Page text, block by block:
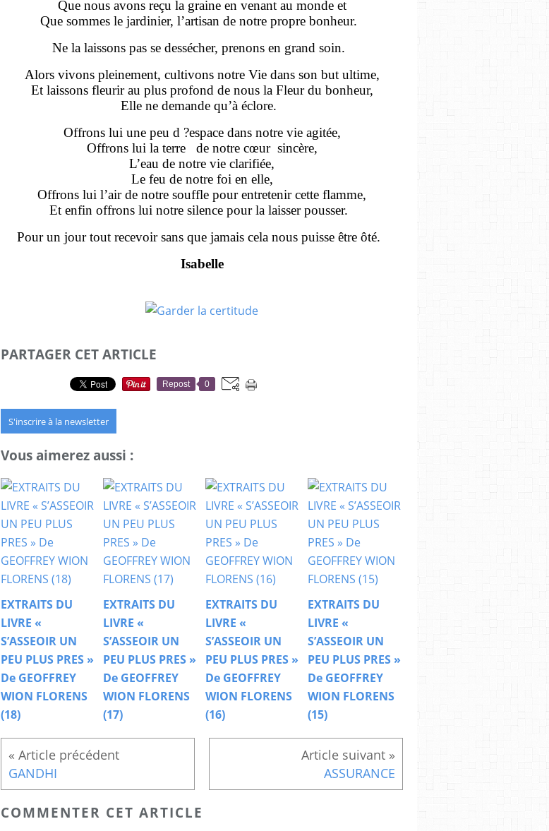
Que nous avons reçu la graine en venant au monde et
Que sommes le jardinier, l’artisan de notre propre bonheur.
Ne la laissons pas se dessécher, prenons en grand soin.
Alors vivons pleinement, cultivons notre Vie dans son but ultime,
Et laissons fleurir au plus profond de nous la Fleur du bonheur,
Elle ne demande qu’à éclore.
Offrons lui une peu d ?espace dans notre vie agitée,
Offrons lui la terre
de notre cœur sincère,
L’eau de notre vie clarifiée,
Le feu de notre foi en elle,
Offrons lui l’air de notre souffle pour entretenir cette flamme,
Et enfin offrons lui notre silence pour la laisser pousser.
Pour un jour tout recevoir sans que jamais cela nous puisse être ôté.
Isabelle
PARTAGER CET ARTICLE
Repost 0
S'inscrire à la newsletter
Vous aimerez aussi :
EXTRAITS DU
LIVRE «
S’ASSEOIR UN
PEU PLUS PRES »
De GEOFFREY
WION FLORENS
(18)
EXTRAITS DU
LIVRE «
S’ASSEOIR UN
PEU PLUS PRES »
De GEOFFREY
WION FLORENS
(17)
EXTRAITS DU
LIVRE «
S’ASSEOIR UN
PEU PLUS PRES »
De GEOFFREY
WION FLORENS
(16)
EXTRAITS DU
LIVRE «
S’ASSEOIR UN
PEU PLUS PRES »
De GEOFFREY
WION FLORENS
(15)
GANDHI ASSURANCE
COMMENTER CET ARTICLE